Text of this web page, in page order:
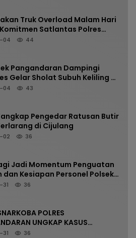
Truk Overload Malam Hari
Satlantas Polres
Menjaga Keselamatan
04 44
Pangandaran Dampingi
Gelar Sholat Subuh Keliling di
Al-Furqon, Pererat
04 43
Pengedar Ratusan Butir
di Cijulang
02 36
Jadi Momentum Penguatan
dan Kesiapan Personel Polsek
36
POLRES
UNGKAP KASUS
MELALUI PRESS RELEASE
36